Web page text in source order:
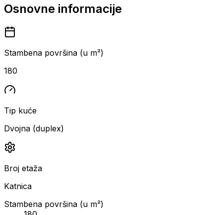
Osnovne informacije
Stambena površina (u m²)
180
Tip kuće
Dvojna (duplex)
Broj etaža
Katnica
Stambena površina (u m²)